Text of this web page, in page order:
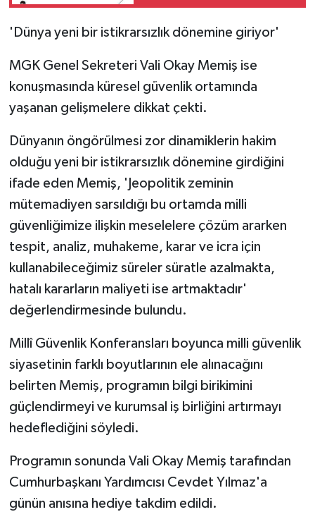
'Dünya yeni bir istikrarsızlık dönemine giriyor'
MGK Genel Sekreteri Vali Okay Memiş ise
konuşmasında küresel güvenlik ortamında
yaşanan gelişmelere dikkat çekti.
Dünyanın öngörülmesi zor dinamiklerin hakim
olduğu yeni bir istikrarsızlık dönemine girdiğini
ifade eden Memiş, 'Jeopolitik zeminin
mütemadiyen sarsıldığı bu ortamda milli
güvenliğimize ilişkin meselelere çözüm ararken
tespit, analiz, muhakeme, karar ve icra için
kullanabileceğimiz süreler süratle azalmakta,
hatalı kararların maliyeti ise artmaktadır'
değerlendirmesinde bulundu.
Millî Güvenlik Konferansları boyunca milli güvenlik
siyasetinin farklı boyutlarının ele alınacağını
belirten Memiş, programın bilgi birikimini
güçlendirmeyi ve kurumsal iş birliğini artırmayı
hedeflediğini söyledi.
Programın sonunda Vali Okay Memiş tarafından
Cumhurbaşkanı Yardımcısı Cevdet Yılmaz'a
günün anısına hediye takdim edildi.